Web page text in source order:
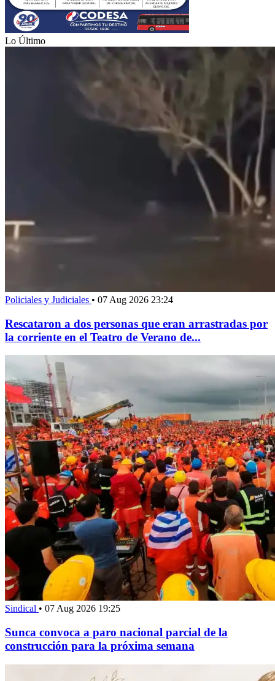
Lo Último
Policiales y Judiciales • 07 Aug 2026 23:24
Rescataron a dos personas que eran arrastradas por
la corriente en el Teatro de Verano de...
Sindical • 07 Aug 2026 19:25
Sunca convoca a paro nacional parcial de la
construcción para la próxima semana